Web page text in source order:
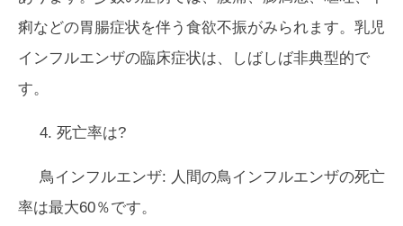
痢などの胃腸症状を伴う食欲不振がみられます。乳児
インフルエンザの臨床症状は、しばしば非典型的で
す。
4. 死亡率は?
鳥インフルエンザ: 人間の鳥インフルエンザの死亡
率は最大60％です。